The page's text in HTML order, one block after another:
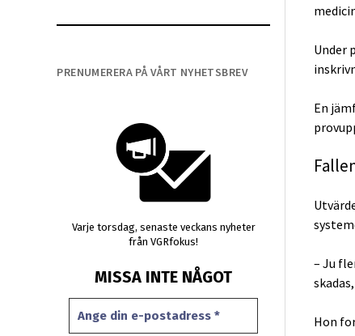
PRENUMERERA PÅ VÅRT NYHETSBREV
Varje torsdag, senaste veckans nyheter
från VGRfokus!
MISSA INTE NÅGOT
Under
En
– Ju
Hon